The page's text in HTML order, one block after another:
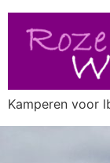
Kamperen voor